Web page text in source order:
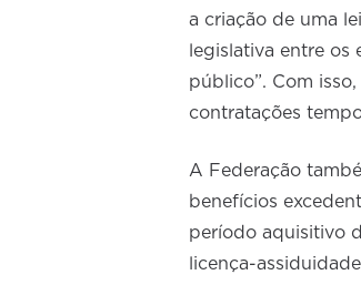
a criação de uma
legislativa entre os
público”. Com
contratações
A Federação
benefícios
período aquisitivo
licença-